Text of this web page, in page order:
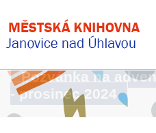
Pozvánka na
- prosinec 2024